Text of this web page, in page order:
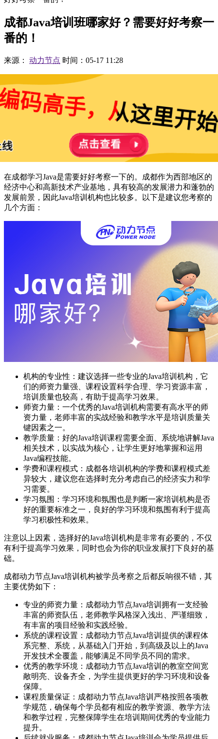
成都Java培训班哪家好？需要好好考察一
番的！
来源： 动力节点 时间：05-17 11:28
在成都学习Java是需要好好考察一下的。成都作为西部地区的
经济中心和高新技术产业基地，具有较高的发展潜力和蓬勃的
发展前景，因此Java培训机构也比较多。以下是建议您考察的
几个方面：
机构的专业性：建议选择一些专业的Java培训机构，它
们的师资力量强、课程设置科学合理、学习资源丰富，
培训质量也较高，有助于提高学习效果。
师资力量：一个优秀的Java培训机构需要有高水平的师
资力量，老师丰富的实战经验和教学水平是培训质量关
键因素之一。
教学质量：好的Java培训课程需要全面、系统地讲解Java
相关技术，以实战为核心，让学生更好地掌握和运用
Java编程技能。
学费和课程模式：成都各培训机构的学费和课程模式差
异较大，建议您在选择时充分考虑自己的经济实力和学
习需要。
学习氛围：学习环境和氛围也是判断一家培训机构是否
好的重要标准之一，良好的学习环境和氛围有利于提高
学习积极性和效果。
注意以上因素，选择好的Java培训机构是非常有必要的，不仅
有利于提高学习效果，同时也会为你的职业发展打下良好的基
础。
成都动力节点Java培训机构被学员考察之后都反响很不错，其
主要优势如下：
专业的师资力量：成都动力节点Java培训拥有一支经验
丰富的师资队伍，老师教学风格深入浅出、严谨细致，
有丰富的项目经验和实践经验。
系统的课程设置：成都动力节点Java培训提供的课程体
系完整、系统，从基础入门开始，到高级及以上的Java
开发技术全覆盖，能够满足不同学员不同的需求。
优秀的教学环境：成都动力节点Java培训的教室空间宽
敞明亮、设备齐全，为学生提供更好的学习环境和设备
保障。
课程质量保证：成都动力节点Java培训严格按照各项教
学规范，确保每个学员都有相应的教学资源、教学方法
和教学过程，完整保障学生在培训期间优秀的专业能力
提升。